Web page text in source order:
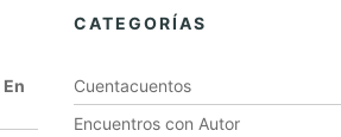
En
CATEGORÍAS
Cuentacuentos
Encuentros con Autor